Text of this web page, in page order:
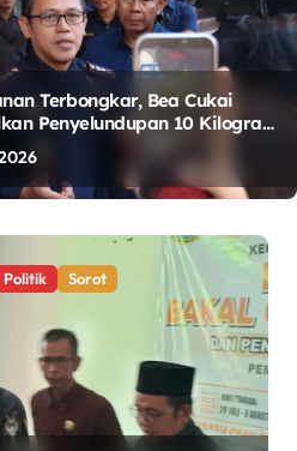
Terbongkar, Bea Cukai
Penyelundupan 10 Kilogram
Politik Sorot